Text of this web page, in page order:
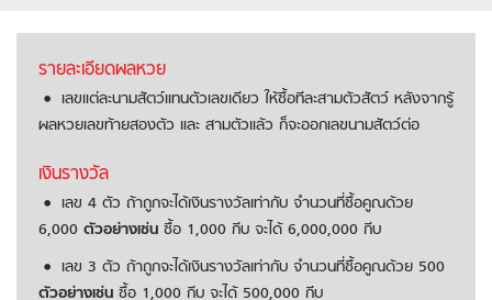
รายละเอียดผลหวย
เลขแต่ละนามสัตว์แทนตัวเลขเดียว ให้ซื้อทีละสามตัวสัตว์ หลังจากรู้
ผลหวยเลขท้ายสองตัว และ สามตัวแล้ว ก็จะออกเลขนามสัตว์ต่อ
เงินรางวัล
เลข 4 ตัว ถ้าถูกจะได้เงินรางวัลเท่ากับ จำนวนที่ซื้อคูณด้วย
6,000 ตัวอย่างเช่น ซื้อ 1,000 กีบ จะได้ 6,000,000 กีบ
เลข 3 ตัว ถ้าถูกจะได้เงินรางวัลเท่ากับ จำนวนที่ซื้อคูณด้วย 500
ตัวอย่างเช่น ซื้อ 1,000 กีบ จะได้ 500,000 กีบ